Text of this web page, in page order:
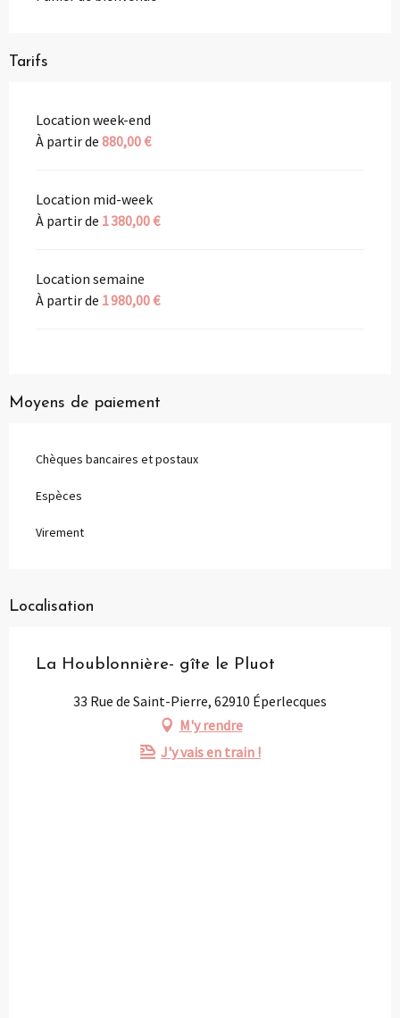
Tarifs
Location week-end
À partir de 880,00 €
Location mid-week
À partir de 1 380,00 €
Location semaine
À partir de 1 980,00 €
Moyens de paiement
Chèques bancaires et postaux
Espèces
Virement
Localisation
La Houblonnière- gîte le Pluot
33 Rue de Saint-Pierre, 62910 Éperlecques
M'y rendre
J'y vais en train !